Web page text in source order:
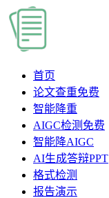
首页
论文查重免费
智能降重
AIGC检测 免费
智能降AIGC
AI生成答辩PPT
格式检测
报告演示